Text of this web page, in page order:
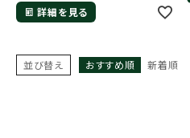
詳細を見る
並び替え おすすめ順 新着順